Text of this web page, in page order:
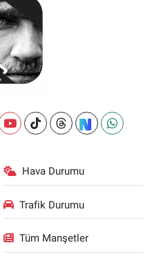
Hava Durumu
Trafik Durumu
Tüm Manşetler